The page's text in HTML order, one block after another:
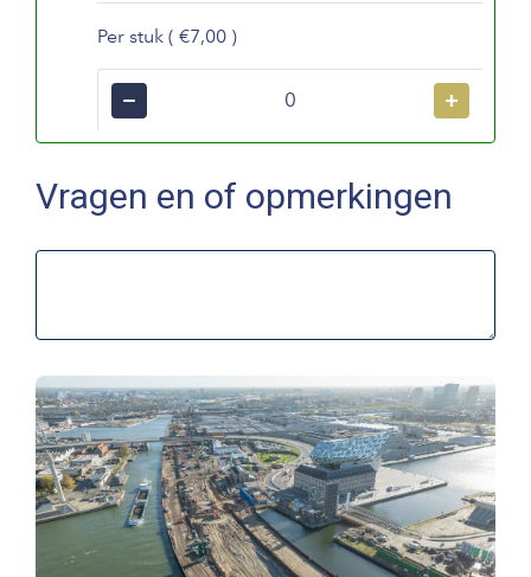
Per stuk ( €7,00 )
− +
Vragen en of opmerkingen